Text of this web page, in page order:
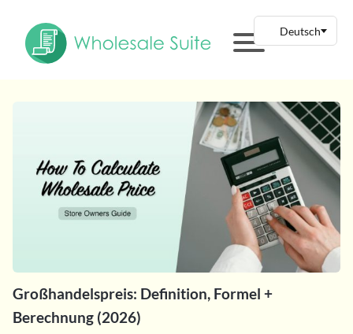
Großhandelspreis: Definition, Formel +
Berechnung (2026)